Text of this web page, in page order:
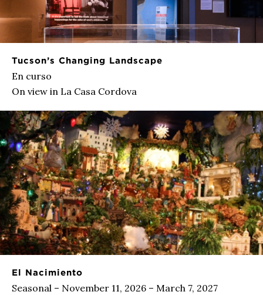
Tucson’s Changing Landscape
En curso
On view in La Casa Cordova
El Nacimiento
Seasonal – November 11, 2026 – March 7, 2027